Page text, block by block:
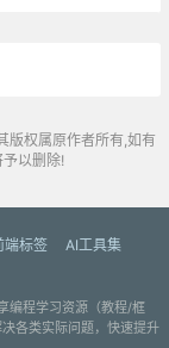
版权属原作者所有,如有
以删除!
端标签
AI工具集